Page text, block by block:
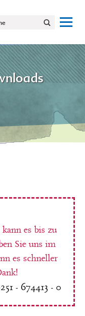
es bis zu
Sie uns im
es schneller
- 674413 - 0